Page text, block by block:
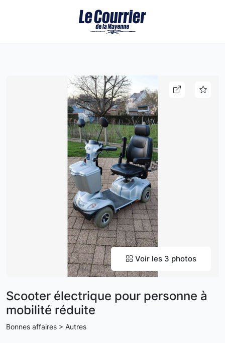
Voir les 3 photos
Scooter électrique pour personne à
mobilité réduite
Bonnes affaires > Autres